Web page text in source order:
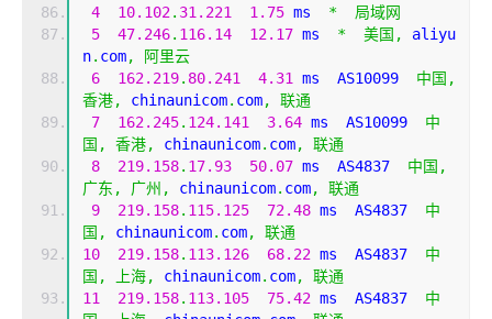
4
10.102. 31.221 1.75 ms *
局域网
5
47.246. 116.14 12.17 ms * 美国,
aliyu
n. com,
阿里云
6
162.219. 80.241 4.31 ms  AS10099 中国,
香港,
chinaunicom. com,
联通
7
162.245. 124.141 3.64 ms  AS10099 中
国,
香港, chinaunicom. com,
联通
8
219.158. 17.93 50.07 ms  AS4837 中国,
广东,
广州, chinaunicom. com,
联通
9
219.158. 115.125 72.48 ms  AS4837 中
国,
chinaunicom. com,
联通
10
219.158. 113.126 68.22 ms  AS4837 中
国,
上海, chinaunicom. com,
联通
11
219.158. 113.105 75.42 ms  AS4837 中